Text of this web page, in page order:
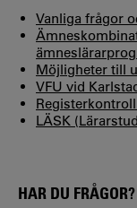
Vanliga frågor
Möjligheter till
VFU vid
LÄSK
HAR DU FRÅGOR?